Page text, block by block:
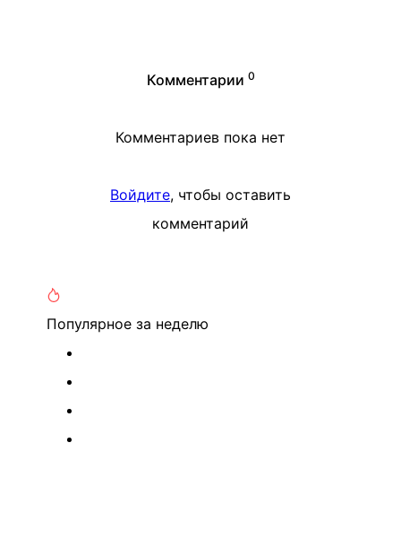
Комментарии 0
Комментариев пока нет
Войдите, чтобы оставить
комментарий
Популярное за неделю